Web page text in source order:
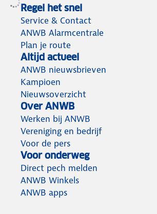
Regel het snel
Service & Contact
ANWB Alarmcentrale
Plan je route
Altijd actueel
ANWB nieuwsbrieven
Kampioen
Nieuwsoverzicht
Over ANWB
Werken bij ANWB
Vereniging en bedrijf
Voor de pers
Voor onderweg
Direct pech melden
ANWB Winkels
ANWB apps